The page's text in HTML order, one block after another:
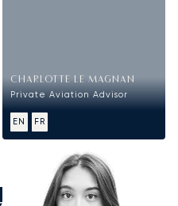
CHARLOTTE LE MAGNAN
Private Aviation Advisor
EN FR